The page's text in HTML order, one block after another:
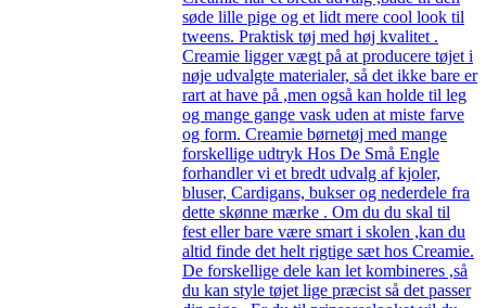
søde lille pige og et lidt mere cool look til
tweens. Praktisk tøj med høj kvalitet .
Creamie ligger vægt på at producere tøjet i
nøje udvalgte materialer, så det ikke bare er
rart at have på ,men også kan holde til leg
og mange gange vask uden at miste farve
og form. Creamie børnetøj med mange
forskellige udtryk Hos De Små Engle
forhandler vi et bredt udvalg af kjoler,
bluser, Cardigans, bukser og nederdele fra
dette skønne mærke . Om du du skal til
fest eller bare være smart i skolen ,kan du
altid finde det helt rigtige sæt hos Creamie.
De forskellige dele kan let kombineres ,så
du kan style tøjet lige præcist så det passer